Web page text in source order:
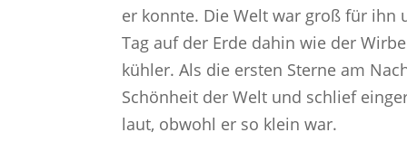
er konnte. Die Welt war groß für ihn
Tag auf der Erde dahin wie der
kühler. Als die ersten Sterne am
Schönheit der Welt und schlief
laut, obwohl er so klein war.